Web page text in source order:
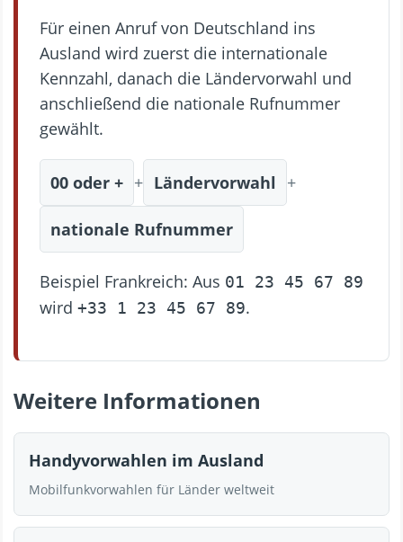
Für einen Anruf von Deutschland ins
Ausland wird zuerst die internationale
Kennzahl, danach die Ländervorwahl und
anschließend die nationale Rufnummer
gewählt.
00 oder + + Ländervorwahl +
nationale Rufnummer
Beispiel Frankreich: Aus 01 23 45 67 89
wird +33 1 23 45 67 89.
Weitere Informationen
Handyvorwahlen im Ausland
Mobilfunkvorwahlen für Länder weltweit